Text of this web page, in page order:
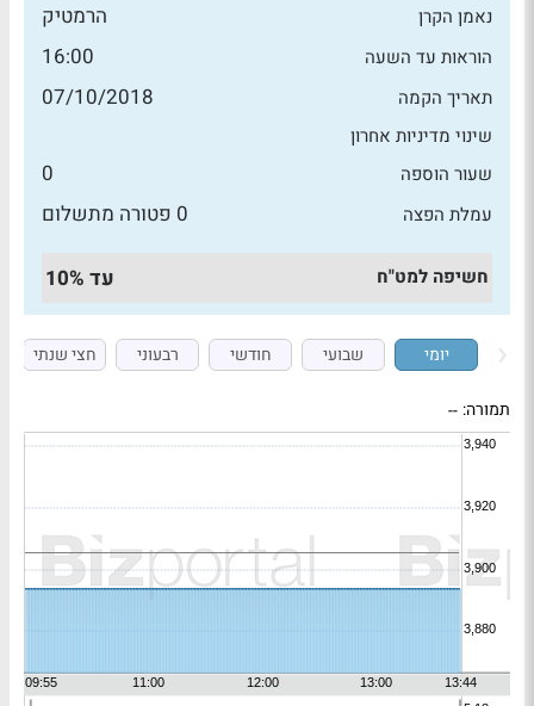
נאמן הקרן הרמטיק
הוראות עד השעה 16:00
תאריך הקמה 07/10/2018
שינוי מדיניות אחרון
שעור הוספה
0
עמלת הפצה 0 פטורה מתשלום
חשיפה למט"ח עד 10%
יומי שבועי חודשי רבעוני חצי שנתי
תמורה: --